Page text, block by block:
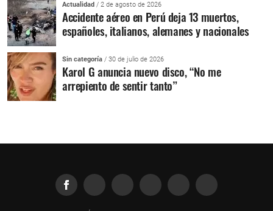
Actualidad / 2 de agosto de 2026
Accidente aéreo en Perú deja 13 muertos,
españoles, italianos, alemanes y nacionales
Sin categoría / 30 de julio de 2026
Karol G anuncia nuevo disco, “No me
arrepiento de sentir tanto”